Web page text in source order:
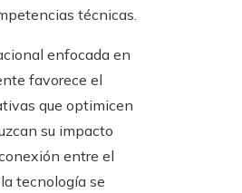
técnicas.
enfocada en
favorece el
que optimicen
su impacto
entre el
tecnología se